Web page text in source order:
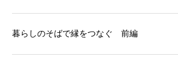
暮らしのそばで縁をつなぐ 前編